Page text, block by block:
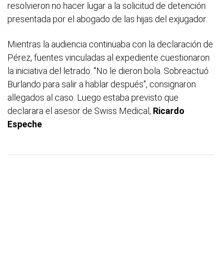
resolvieron no hacer lugar a la solicitud de detención
presentada por el abogado de las hijas del exjugador.
Mientras la audiencia continuaba con la declaración de
Pérez, fuentes vinculadas al expediente cuestionaron
la iniciativa del letrado. "No le dieron bola. Sobreactuó
Burlando para salir a hablar después", consignaron
allegados al caso. Luego estaba previsto que
declarara el asesor de Swiss Medical, Ricardo
Espeche